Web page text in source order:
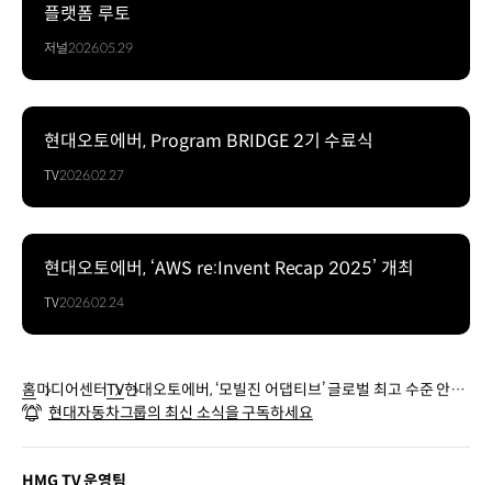
플랫폼 루토
저널2026.05.29
현대오토에버, Program BRIDGE 2기 수료식
TV2026.02.27
현대오토에버, ‘AWS re:Invent Recap 2025’ 개최
TV2026.02.24
홈미디어센터TV현대오토에버, ‘모빌진 어댑티브’ 글로벌 최고 수준 안전
성 인증
현대자동차그룹의 최신 소식을 구독하세요
HMG TV 운영팀